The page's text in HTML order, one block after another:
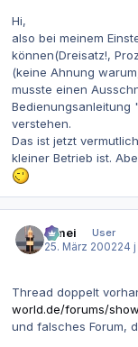
Hi,
also bei meinem
können(Dreisatz!,
(keine Ahnung
musste einen
Bedienungsanleitung
verstehen.
Das ist jetzt
kleiner Betrieb ist.
bimei
User
25. März 200224 j
Thread doppelt
world.de/forums/
und falsches Forum,